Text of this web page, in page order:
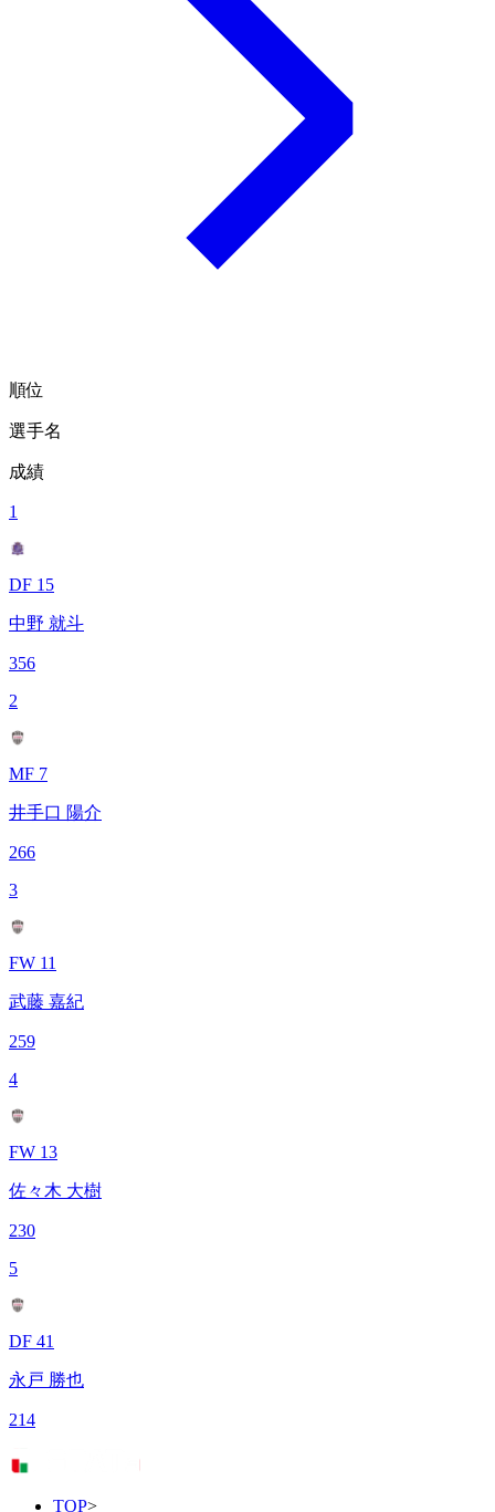
順位
選手名
成績
1
DF 15
中野 就斗
356
2
MF 7
井手口 陽介
266
3
FW 11
武藤 嘉紀
259
4
FW 13
佐々木 大樹
230
5
DF 41
永戸 勝也
214
TOP>